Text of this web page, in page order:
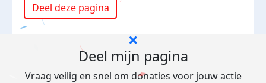
Deel deze pagina
Deel mijn pagina
Vraag veilig en snel om donaties voor jouw actie